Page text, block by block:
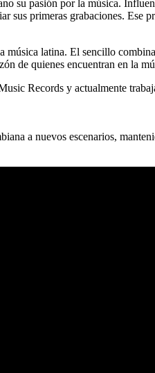
su pasión por la música.
primeras grabaciones.
latina. El sencillo
de quienes encuentran en la
Records y actualmente
a nuevos escenarios,